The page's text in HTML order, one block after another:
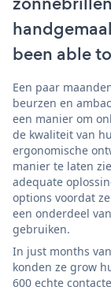
been able
Een paar
beurzen en
een manier om
de kwaliteit van
ergonomische
manier te laten
adequate
options voordat
een onderdeel
gebruiken.
In just months
konden ze grow
600 echte